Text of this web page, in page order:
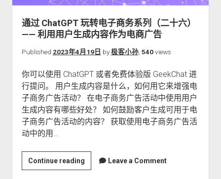
关于本站
通过 ChatGPT 玩转电子商务系列（二十六）
—— 利用用户生成内容作为电商广告
Published 2023年4月19日 by极客小孙, 540views
你可以使用 ChatGPT 或者免费体验版 GeekChat 进
行提问。 用户生成内容是什么，如何用它来增强电
子商务广告活动？ 在电子商务广告活动中使用用户
生成内容有哪些好处？ 如何鼓励客户生成可用于电
子商务广告活动的内容？ 获取使用电子商务广告活
动中的用…
Continue reading通
过
Leave a Comment